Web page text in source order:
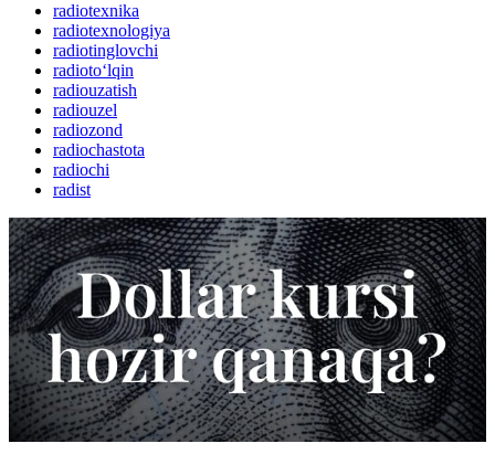
radiotexnika
radiotexnologiya
radiotinglovchi
radioto‘lqin
radiouzatish
radiouzel
radiozond
radiochastota
radiochi
radist